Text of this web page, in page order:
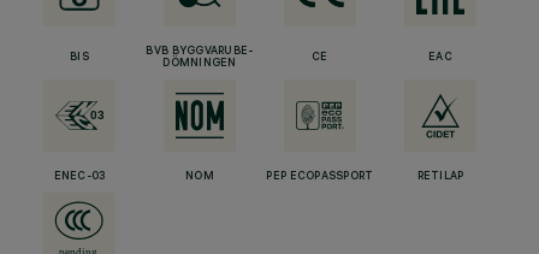
BIS
BVB BYGGVARUBE-
DÖMNINGEN
CE EAC
ENEC-03 NOM PEP ECOPASSPORT RETILAP